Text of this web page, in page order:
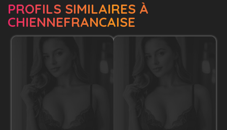
PROFILS SIMILAIRES À
CHIENNEFRANCAISE